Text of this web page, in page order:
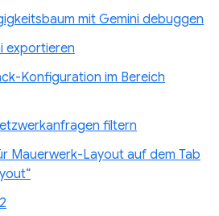
mit Gemini debuggen
exportieren
Konfiguration im Bereich
filtern
Mauerwerk-Layout auf dem Tab